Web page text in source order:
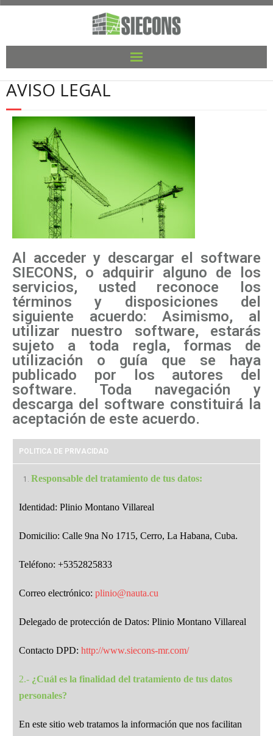
AVISO LEGAL
Al acceder y descargar el software
SIECONS, o adquirir alguno de los
servicios, usted reconoce los
términos y disposiciones del
siguiente acuerdo: Asimismo, al
utilizar nuestro software, estarás
sujeto a toda regla, formas de
utilización o guía que se haya
publicado por los autores del
software. Toda navegación y
descarga del software constituirá la
aceptación de este acuerdo.
POLITICA DE PRIVACIDAD
Responsable del tratamiento de tus datos:
Identidad: Plinio Montano Villareal
Domicilio: Calle 9na No 1715, Cerro, La Habana, Cuba.
Teléfono: +5352825833
Correo electrónico: plinio@nauta.cu
Delegado de protección de Datos: Plinio Montano Villareal
Contacto DPD: http://www.siecons-mr.com/
2.- ¿Cuál es la finalidad del tratamiento de tus datos
personales?
En este sitio web tratamos la información que nos facilitan